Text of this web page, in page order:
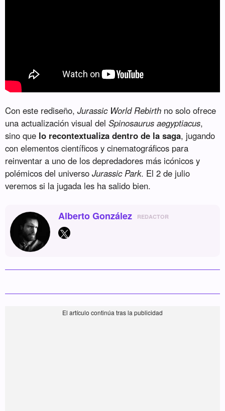
Con este rediseño,Jurassic World Rebirth no solo ofrece
una actualización visual delSpinosaurus aegyptiacus,
sino que lo recontextualiza dentro de la saga, jugando
con elementos científicos y cinematográficos para
reinventar a uno de los depredadores más icónicos y
polémicos del universoJurassic Park. El 2 de julio
veremos si la jugada les ha salido bien.
Alberto González REDACTOR